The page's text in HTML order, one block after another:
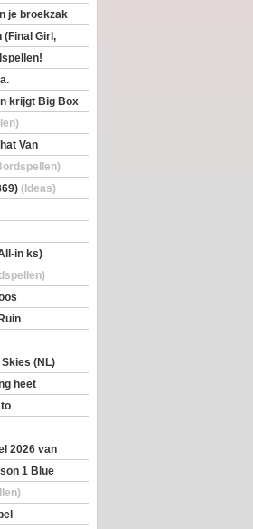
je broekzak
(Final Girl,
krijgt Big Box
Van
(Ideas)
in ks)
(NL)
heet
2026 van
1 Blue